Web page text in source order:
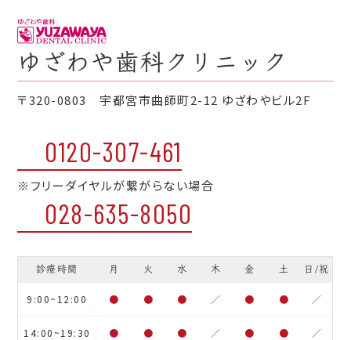
〒320-0803 宇都宮市曲師町2-12 ゆざわやビル2F
0120-307-461
※フリーダイヤルが繋がらない場合
028-635-8050
診療時間 月 火 水 木 金 土 日/祝
9:00~12:00 ● ● ● ／ ● ● ／
14:00~19:30 ● ● ● ／ ● ● ／